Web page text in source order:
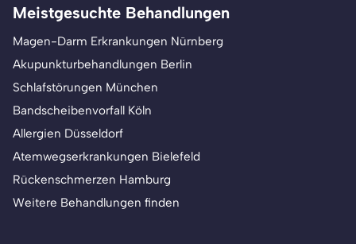
Meistgesuchte Behandlungen
Magen-Darm Erkrankungen Nürnberg
Akupunkturbehandlungen Berlin
Schlafstörungen München
Bandscheibenvorfall Köln
Allergien Düsseldorf
Atemwegserkrankungen Bielefeld
Rückenschmerzen Hamburg
Weitere Behandlungen finden